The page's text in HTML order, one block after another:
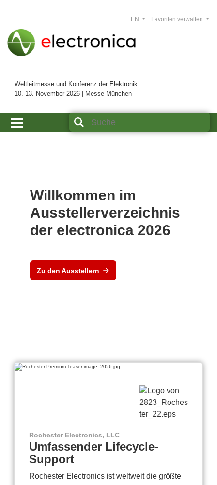
Weltleitmesse und Konferenz der Elektronik
10.-13. November 2026 | Messe München
Favoriten verwalten
EN
Willkommen im
Ausstellerverzeichnis
der electronica 2026
Zu den Ausstellern
Rochester Electronics, LLC
Umfassender Lifecycle-
Support
Rochester Electronics ist weltweit die größte